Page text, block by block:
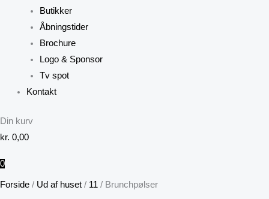
Butikker
Åbningstider
Brochure
Logo & Sponsor
Tv spot
Kontakt
Din kurv
kr. 0,00
0
Forside / Ud af huset / 11 / Brunchpølser